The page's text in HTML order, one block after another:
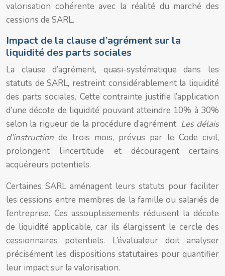
valorisation cohérente avec la réalité du marché des
cessions de SARL.
Impact de la clause d’agrément sur la
liquidité des parts sociales
La clause d’agrément, quasi-systématique dans les
statuts de SARL, restreint considérablement la liquidité
des parts sociales. Cette contrainte justifie l’application
d’une décote de liquidité pouvant atteindre 10% à 30%
selon la rigueur de la procédure d’agrément. Les délais
d’instructionde trois mois, prévus par le Code civil,
prolongent l’incertitude et découragent certains
acquéreurs potentiels.
Certaines SARL aménagent leurs statuts pour faciliter
les cessions entre membres de la famille ou salariés de
l’entreprise. Ces assouplissements réduisent la décote
de liquidité applicable, car ils élargissent le cercle des
cessionnaires potentiels. L’évaluateur doit analyser
précisément les dispositions statutaires pour quantifier
leur impact sur la valorisation.